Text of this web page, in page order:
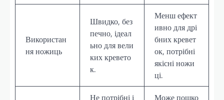
Використан
ня ножиць
Швидко, без
печно, ідеал
ьно для вели
ких кревето
к.
Менш ефект
ивно для дрі
бних кревет
ок, потрібні
якісні ножи
ці.